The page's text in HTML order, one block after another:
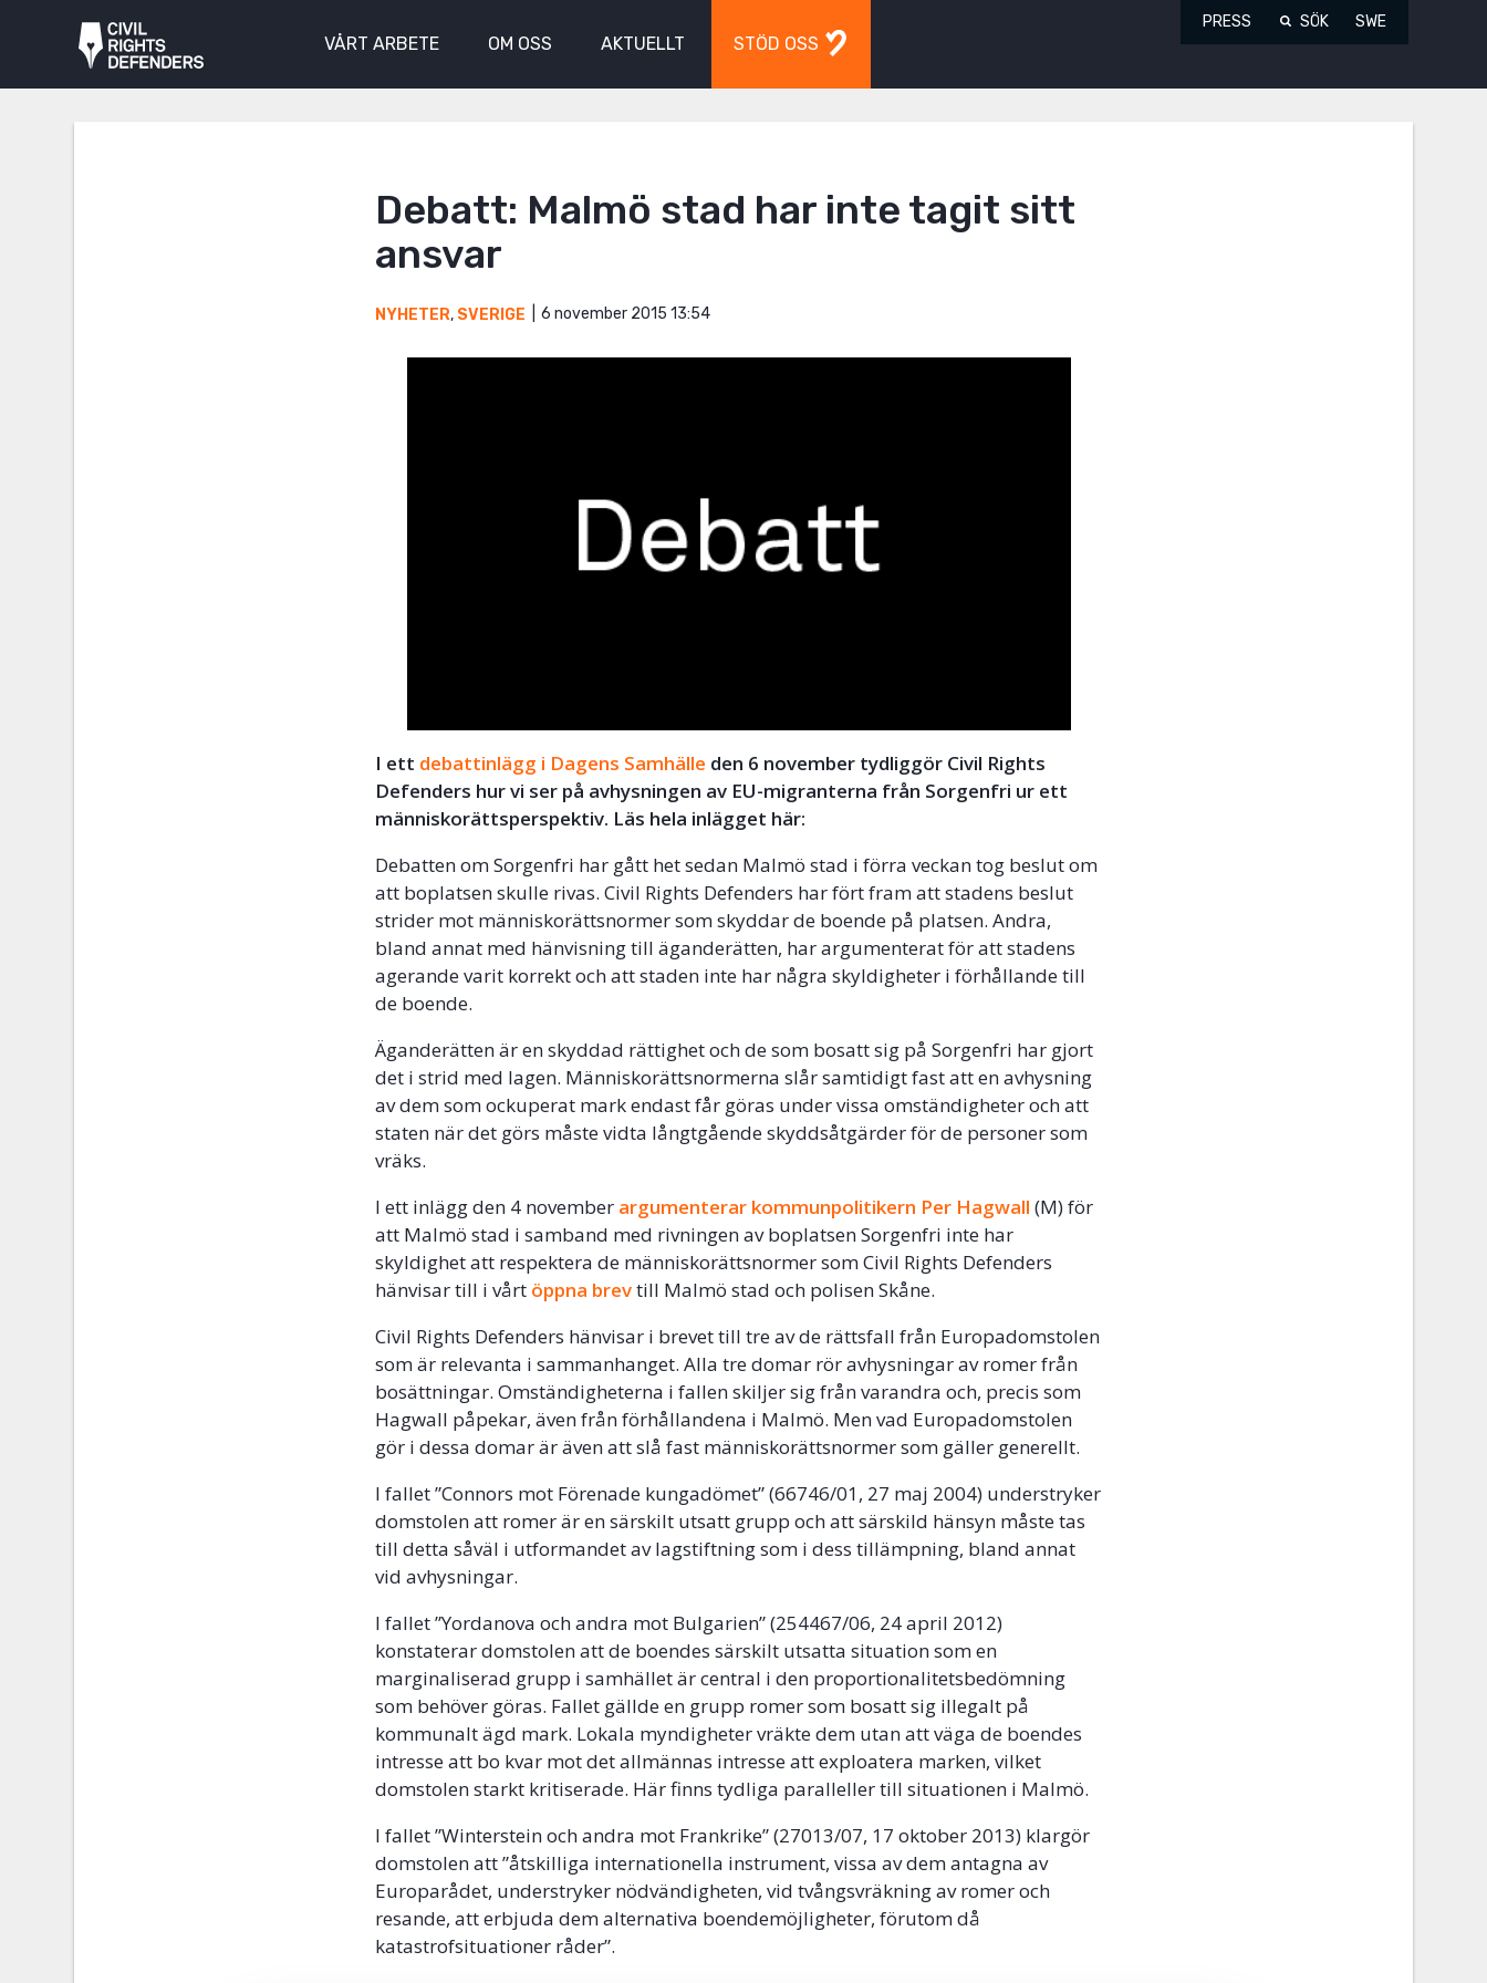
VÅRT ARBETE OM OSS AKTUELLT STÖD OSS
PRESS SÖK SWE
Debatt: Malmö stad har inte tagit sitt
ansvar
NYHETER, SVERIGE 6 november 2015 13:54
I ett debattinlägg i Dagens Samhälle den 6 november tydliggör Civil Rights
Defenders hur vi ser på avhysningen av EU-migranterna från Sorgenfri ur ett
människorättsperspektiv. Läs hela inlägget här:
Debatten om Sorgenfri har gått het sedan Malmö stad i förra veckan tog beslut om
att boplatsen skulle rivas. Civil Rights Defenders har fört fram att stadens beslut
strider mot människorättsnormer som skyddar de boende på platsen. Andra,
bland annat med hänvisning till äganderätten, har argumenterat för att stadens
agerande varit korrekt och att staden inte har några skyldigheter i förhållande till
de boende.
Äganderätten är en skyddad rättighet och de som bosatt sig på Sorgenfri har gjort
det i strid med lagen. Människorättsnormerna slår samtidigt fast att en avhysning
av dem som ockuperat mark endast får göras under vissa omständigheter och att
staten när det görs måste vidta långtgående skyddsåtgärder för de personer som
vräks.
I ett inlägg den 4 november argumenterar kommunpolitikern Per Hagwall(M) för
att Malmö stad i samband med rivningen av boplatsen Sorgenfri inte har
skyldighet att respektera de människorättsnormer som Civil Rights Defenders
hänvisar till i vårt öppna brevtill Malmö stad och polisen Skåne.
Civil Rights Defenders hänvisar i brevet till tre av de rättsfall från Europadomstolen
som är relevanta i sammanhanget. Alla tre domar rör avhysningar av romer från
bosättningar. Omständigheterna i fallen skiljer sig från varandra och, precis som
Hagwall påpekar, även från förhållandena i Malmö. Men vad Europadomstolen
gör i dessa domar är även att slå fast människorättsnormer som gäller generellt.
I fallet ”Connors mot Förenade kungadömet” (66746/01, 27 maj 2004) understryker
domstolen att romer är en särskilt utsatt grupp och att särskild hänsyn måste tas
till detta såväl i utformandet av lagstiftning som i dess tillämpning, bland annat
vid avhysningar.
I fallet ”Yordanova och andra mot Bulgarien” (254467/06, 24 april 2012)
konstaterar domstolen att de boendes särskilt utsatta situation som en
marginaliserad grupp i samhället är central i den proportionalitetsbedömning
som behöver göras. Fallet gällde en grupp romer som bosatt sig illegalt på
kommunalt ägd mark. Lokala myndigheter vräkte dem utan att väga de boendes
intresse att bo kvar mot det allmännas intresse att exploatera marken, vilket
domstolen starkt kritiserade. Här finns tydliga paralleller till situationen i Malmö.
I fallet ”Winterstein och andra mot Frankrike” (27013/07, 17 oktober 2013) klargör
domstolen att ”åtskilliga internationella instrument, vissa av dem antagna av
Europarådet, understryker nödvändigheten, vid tvångsvräkning av romer och
resande, att erbjuda dem alternativa boendemöjligheter, förutom då
katastrofsituationer råder”.